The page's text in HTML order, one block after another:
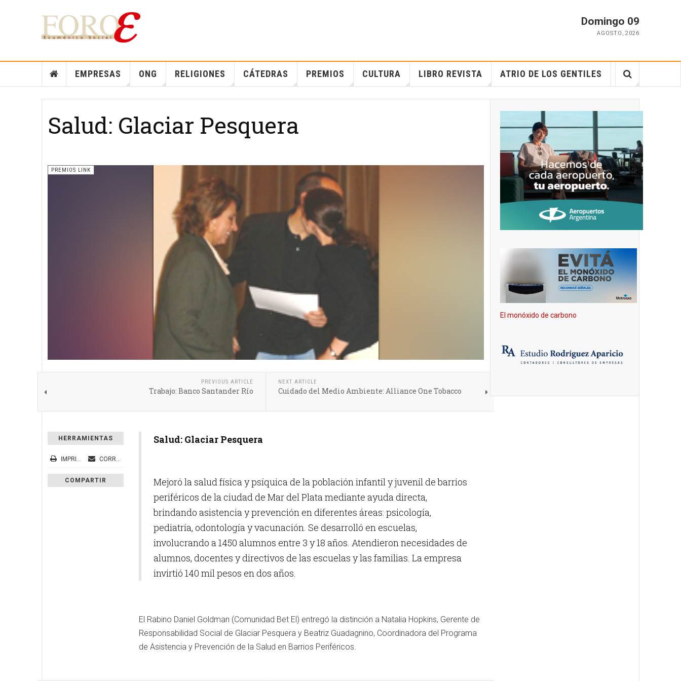
Domingo 09
AGOSTO , 2026
EMPRESAS ONG RELIGIONES CÁTEDRAS PREMIOS CULTURA LIBRO REVISTA ATRIO DE LOS GENTILES
Salud: Glaciar Pesquera
PREMIOS LINK
PREVIOUS ARTICLE
Trabajo: Banco Santander Río
NEXT ARTICLE
Cuidado del Medio Ambiente: Alliance One Tobacco
HERRAMIENTAS
IMPRIMIR CORREO ELECTRÓNICO
COMPARTIR
Salud: Glaciar Pesquera
Mejoró la salud física y psíquica de la población infantil y juvenil de barrios
periféricos de la ciudad de Mar del Plata mediante ayuda directa,
brindando asistencia y prevención en diferentes áreas: psicología,
pediatría, odontología y vacunación. Se desarrolló en escuelas,
involucrando a 1450 alumnos entre 3 y 18 años. Atendieron necesidades de
alumnos, docentes y directivos de las escuelas y las familias. La empresa
invirtió 140 mil pesos en dos años.
El Rabino Daniel Goldman (Comunidad Bet El) entregó la distinción a Natalia Hopkins, Gerente de
Responsabilidad Social de Glaciar Pesquera y Beatriz Guadagnino, Coordinadora del Programa
de Asistencia y Prevención de la Salud en Barrios Periféricos.
El monóxido de carbono